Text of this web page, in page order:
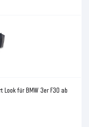
Look für BMW 3er F30 ab